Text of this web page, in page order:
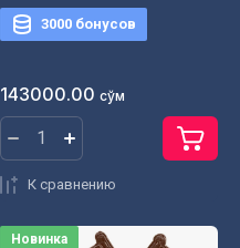
3000 бонусов
143000.00 сўм
К сравнению
Новинка